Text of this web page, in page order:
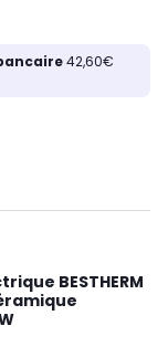
42,60€
BESTHERM